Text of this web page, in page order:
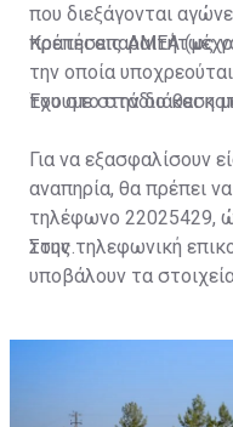
που διεξάγονται
πρέπει απαραιτήτως
την οποία
του στο στάδιο και
Κρατήσεις ΑΜΕΑ
Έχουμε στην διάθεση
Για να εξασφαλίσουν
αναπηρία, θα πρέπει
τηλέφωνο 22025429,
τους.
Στην τηλεφωνική
υποβάλουν τα